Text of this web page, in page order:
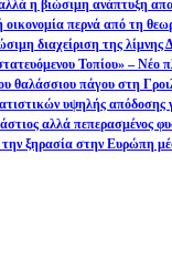
η βιώσιμη ανάπτυξη
περνά από τη
διαχείριση της
Τοπίου» – Νέο
θαλάσσιου πάγου στη
υψηλής απόδοσης
αλλά πεπερασμένος
ξηρασία στην Ευρώπη